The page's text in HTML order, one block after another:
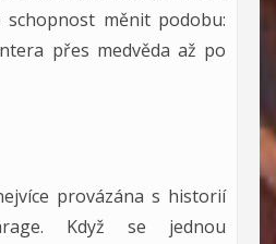
měnit podobu:
přes medvěda až po
provázána s historií
Když se jednou